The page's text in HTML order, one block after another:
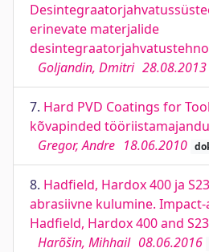
erinevate materjalide
Goljandin, Dmitri 28.08.2013
7. Hard PVD Coatings for
kõvapinded
Gregor, Andre 18.06.2010
8. Hadfield, Hardox 400 ja
abrasiivne kulumine.
Hadfield, Hardox 400 and
Harõšin, Mihhail 08.06.2016